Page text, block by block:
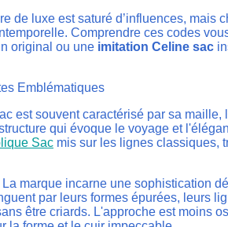
de luxe est saturé d’influences, mais
Comprendre ces codes
original ou une imitation Celine sac
Emblématiques
est souvent caractérisé par sa
qui évoque le voyage et
Sac mis sur les lignes classiques,
marque incarne une sophistication
par leurs formes épurées, leurs
être criards. L'approche est moins